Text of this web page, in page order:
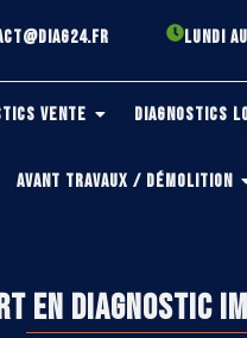
LUNDI
VENTE DIAGNOSTICS
AVANT TRAVAUX / DÉMOLITION
EN DIAGNOSTIC